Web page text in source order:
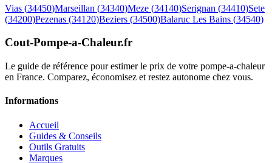
Vias (34450)Marseillan (34340)Meze (34140)Serignan (34410)Sete
(34200)Pezenas (34120)Beziers (34500)Balaruc Les Bains (34540)
Cout-Pompe-a-Chaleur.fr
Le guide de référence pour estimer le prix de votre pompe-a-chaleur
en France. Comparez, économisez et restez autonome chez vous.
Informations
Accueil
Guides & Conseils
Outils Gratuits
Marques